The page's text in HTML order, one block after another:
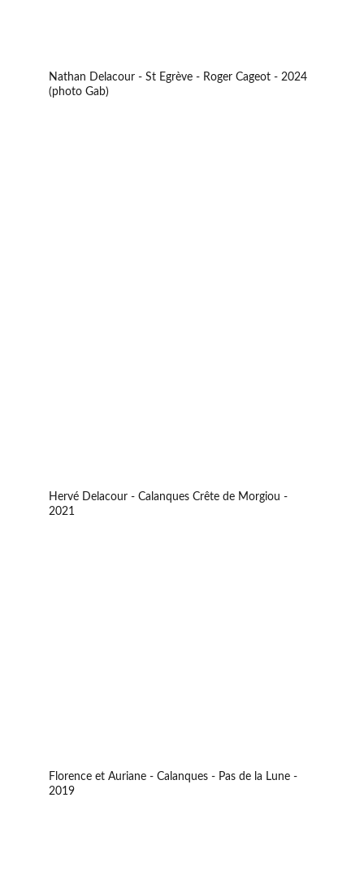
Nathan Delacour - St Egrève - Roger Cageot - 2024
(photo Gab)
Florence et Auriane - Calanques - Pas de la Lune -
2019
Hervé Delacour - Calanques Crête de Morgiou -
2021